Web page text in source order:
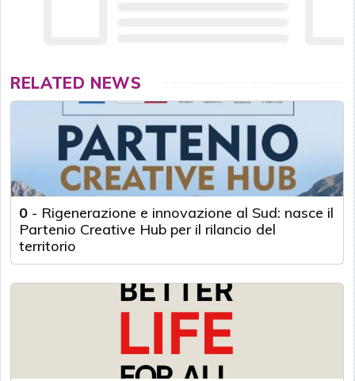
RELATED NEWS
0 - Rigenerazione e innovazione al Sud: nasce il
Partenio Creative Hub per il rilancio del
territorio